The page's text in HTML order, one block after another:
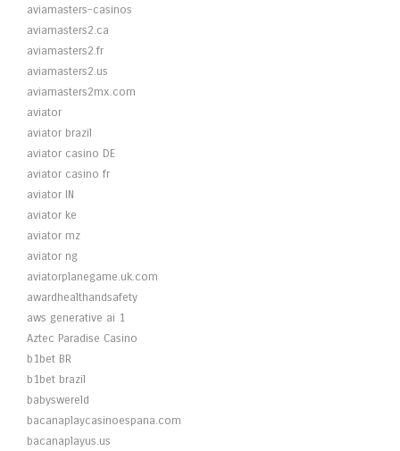
aviamasters-casinos
aviamasters2.ca
aviamasters2.fr
aviamasters2.us
aviamasters2mx.com
aviator
aviator brazil
aviator casino DE
aviator casino fr
aviator IN
aviator ke
aviator mz
aviator ng
aviatorplanegame.uk.com
awardhealthandsafety
aws generative ai 1
Aztec Paradise Casino
b1bet BR
b1bet brazil
babyswereld
bacanaplaycasinoespana.com
bacanaplayus.us